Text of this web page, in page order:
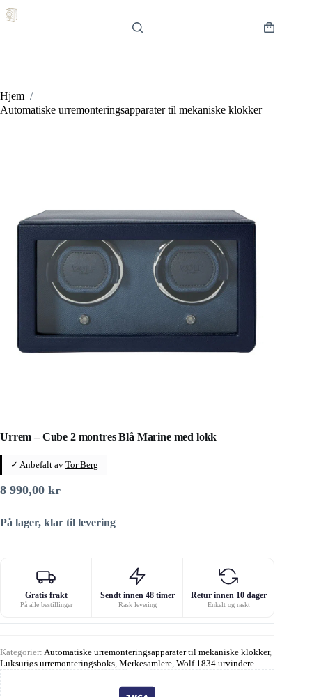
til
Hjem /
Automatiske urremonteringsapparater til mekaniske klokker
Urrem – Cube 2 montres Blå Marine med lokk
✓ Anbefalt av Tor Berg
8 990,00 kr
På lager, klar til levering
Gratis frakt
På alle bestillinger
Sendt innen 48 timer
Rask levering
Retur innen 10 dager
Enkelt og raskt
Kategorier: Automatiske urremonteringsapparater til mekaniske klokker,
Luksuriøs urremonteringsboks Merkesamlere Wolf 1834 urvindere